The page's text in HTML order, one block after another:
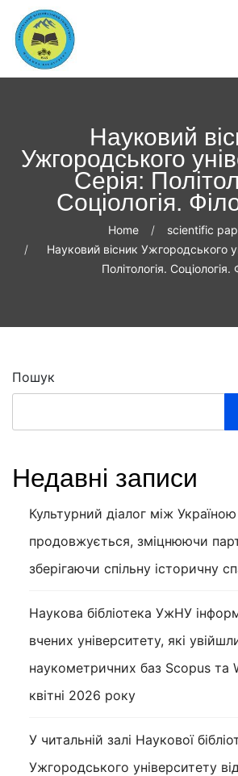
Науковий
Ужгородського
Серія:
Соціологія.
Home
scientific
Науковий вісник Ужгородського
Політологія. Соціологія.
Пошук
Недавні записи
Культурний діалог між
продовжується, зміцнюючи
зберігаючи спільну історичну
Наукова бібліотека УжНУ
вчених університету, які
наукометричних баз Scopus та
квітні 2026 року
У читальній залі Наукової
Ужгородського університету